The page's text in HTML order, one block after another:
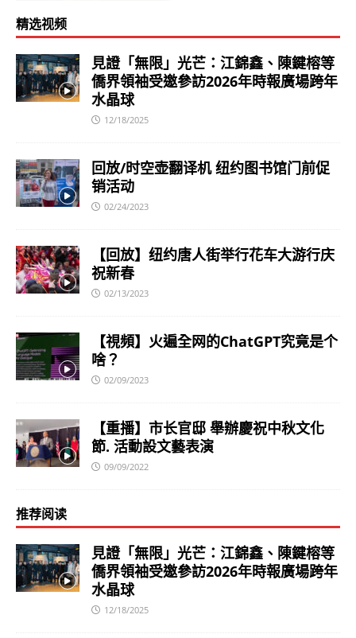
精选视频
見證「無限」光芒：江錦鑫、陳鍵榕等
僑界領袖受邀參訪2026年時報廣場跨年
水晶球
12/18/2025
回放/时空壶翻译机 纽约图书馆门前促
销活动
02/24/2023
【回放】纽约唐人街举行花车大游行庆
祝新春
02/13/2023
【視頻】火遍全网的ChatGPT究竟是个
啥？
02/09/2023
【重播】市长官邸 舉辦慶祝中秋文化
節. 活動設文藝表演
09/09/2022
推荐阅读
見證「無限」光芒：江錦鑫、陳鍵榕等
僑界領袖受邀參訪2026年時報廣場跨年
水晶球
12/18/2025